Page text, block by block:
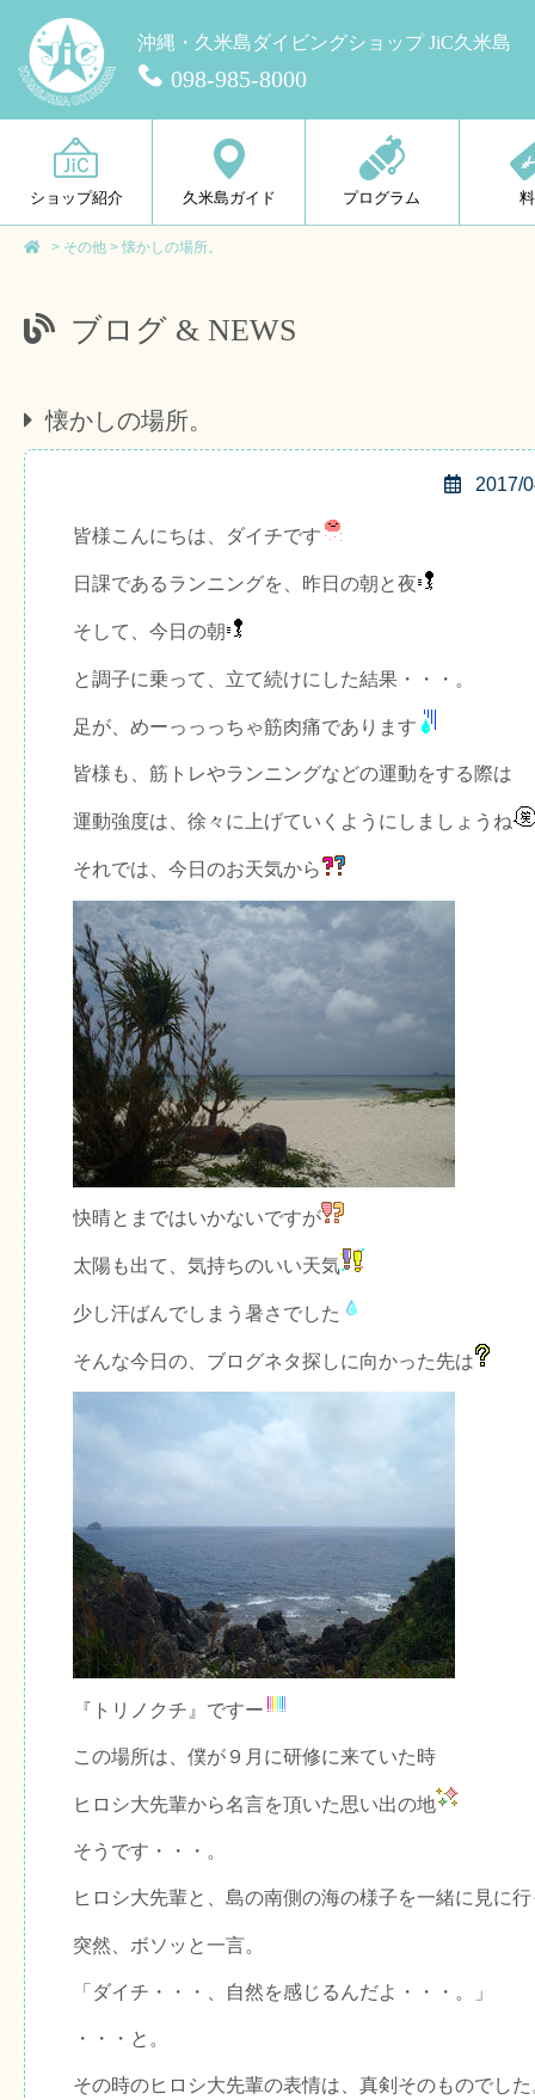
沖縄・久米島ダイビングショップ JiC久米島
098-985-8000
ショップ紹介 久米島ガイド プログラム
> その他 > 懐かしの場所。
ブログ & NEWS
懐かしの場所。
2017/
皆様こんにちは、ダイチです
日課であるランニングを、昨日の朝と夜
そして、今日の朝
と調子に乗って、立て続けにした結果・・・。
足が、めーっっっちゃ筋肉痛であります
皆様も、筋トレやランニングなどの運動をする際は
運動強度は、徐々に上げていくようにしましょうね
それでは、今日のお天気から
快晴とまではいかないですが
太陽も出て、気持ちのいい天気
少し汗ばんでしまう暑さでした
そんな今日の、ブログネタ探しに向かった先は
『トリノクチ』ですー
この場所は、僕が９月に研修に来ていた時
ヒロシ大先輩から名言を頂いた思い出の地
そうです・・・。
ヒロシ大先輩と、島の南側の海の様子を一緒に見に
突然、ボソッと一言。
「ダイチ・・・、自然を感じるんだよ・・・。」
・・・と。
その時のヒロシ大先輩の表情は、真剣そのものでした